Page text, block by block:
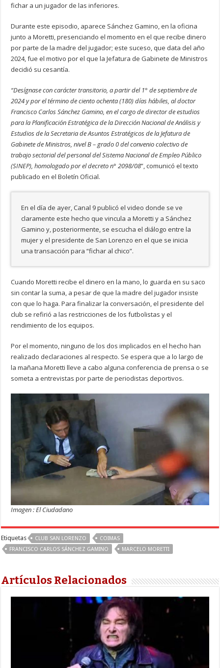
fichar a un jugador de las inferiores.
Durante este episodio, aparece Sánchez Gamino, en la oficina
junto a Moretti, presenciando el momento en el que recibe dinero
por parte de la madre del jugador; este suceso, que data del año
2024, fue el motivo por el que la Jefatura de Gabinete de Ministros
decidió su cesantía.
“Desígnase con carácter transitorio, a partir del 1° de septiembre de
2024 y por el término de ciento ochenta (180) días hábiles, al doctor
Francisco Carlos Sánchez Gamino, en el cargo de director de estudios
para la Planificación Estratégica de la Dirección Nacional de Análisis y
Estudios de la Secretaria de Asuntos Estratégicos de la Jefatura de
Gabinete de Ministros, nivel B – grado 0 del convenio colectivo de
trabajo sectorial del personal del Sistema Nacional de Empleo Público
(SINEP), homologado por el decreto n° 2098/08”, comunicó el texto
publicado en el Boletín Oficial.
En el día de ayer, Canal 9 publicó el video donde se ve
claramente este hecho que vincula a Moretti y a Sánchez
Gamino y, posteriormente, se escucha el diálogo entre la
mujer y el presidente de San Lorenzo en el que se inicia
una transacción para “fichar al chico”.
Cuando Moretti recibe el dinero en la mano, lo guarda en su saco
sin contar la suma, a pesar de que la madre del jugador insiste
con que lo haga. Para finalizar la conversación, el presidente del
club se refirió a las restricciones de los futbolistas y el
rendimiento de los equipos.
Por el momento, ninguno de los dos implicados en el hecho han
realizado declaraciones al respecto. Se espera que a lo largo de
la mañana Moretti lleve a cabo alguna conferencia de prensa o se
someta a entrevistas por parte de periodistas deportivos.
Imagen : El Ciudadano
Etiquetas CLUB SAN LORENZO
COIMAS
FRANCISCO CARLOS SÁNCHEZ GAMINO
MARCELO MORETTI
Artículos Relacionados